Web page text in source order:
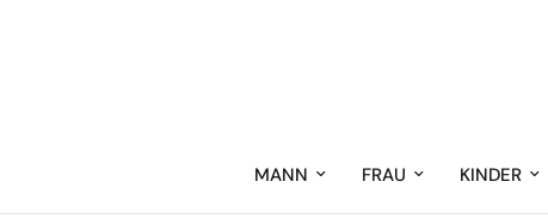
MANN FRAU KINDER